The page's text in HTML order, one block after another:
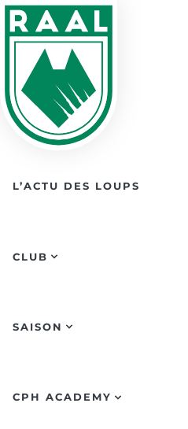
Skip to main content
L’ACTU DES LOUPS
CLUB
SAISON
CPH ACADEMY